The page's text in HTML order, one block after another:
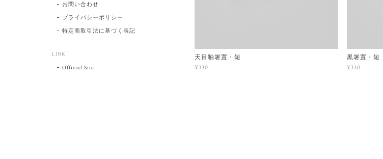
天目釉箸置・短
¥330
黒箸置・短
¥330
お問い合わせ
プライバシーポリシー
特定商取引法に基づく表記
LINK
Official Site